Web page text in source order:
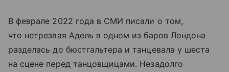
В феврале 2022 года в СМИ писали о том,
что нетрезвая Адель в одном из баров Лондона
разделась до бюстгальтера и танцевала у шеста
на сцене перед танцовщицами. Незадолго